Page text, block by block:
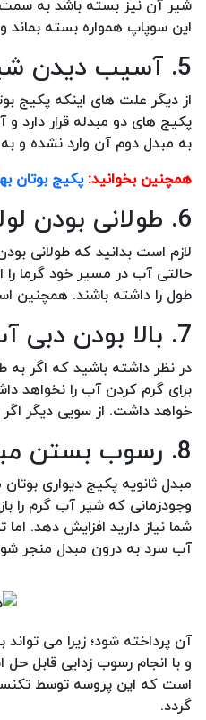
شیر آن نیز بسته باشد به
این سوپاپ همواره بسته
5. آسیب دیدن شیر موتور سه طرفه
از دیگر علت های اینکه
پکیج های دو مبدله قرار
به مبدل دوم آن وارد نشده و
همچنین بخوانید: پکیج بوتان
6. طولانی بودن لوله کشی ها
لازم است بدانید که طولانی
حالتی آب در مسیر خود گرما
طول را داشته باشند. همچنین
7. بالا بودن دبی آب سرد ورودی پکیج بوتان
در نظر داشته باشید که اگر
برای گرم کردن آب را نخواهد
خواهد داشت. از سویی دیگر اگر
8. رسوب بستن مبدل ثانویه
مبدل ثانویه پکیج دیواری
وجودزمانی که شیر آب گرم را
شما نیاز دارید افزایش دهد.
آب سرد به درون مبدل منجر
آن پرداخته شود؛ زیرا می
و با انجام رسوب زدایی قابل
است که این پروسه توسط
گردد.